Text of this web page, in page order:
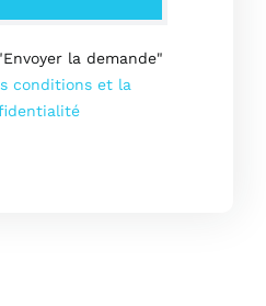
la demande"
conditions et la